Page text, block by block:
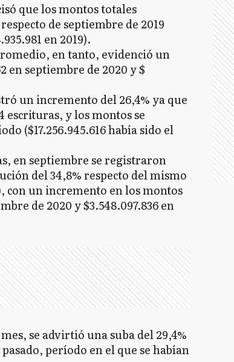
que los montos totales
de septiembre de 2019
en 2019).
en tanto, evidenció un
en septiembre de 2020 y $
un incremento del 26,4% ya que
escrituras, y los montos se
($17.256.945.616 había sido el
en septiembre se registraron
del 34,8% respecto del mismo
con un incremento en los montos
de 2020 y $3.548.097.836 en
se advirtió una suba del 29,4%
período en el que se habían